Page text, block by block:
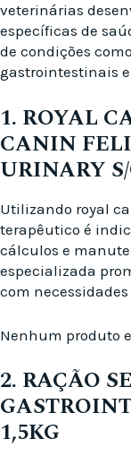
veterinárias
específicas de
de condições
gastrointestinais
1. ROYAL
CANIN
URINARY
Utilizando royal
terapêutico é
cálculos e
especializada
com
Nenhum produto
2. RAÇÃO
1,5KG